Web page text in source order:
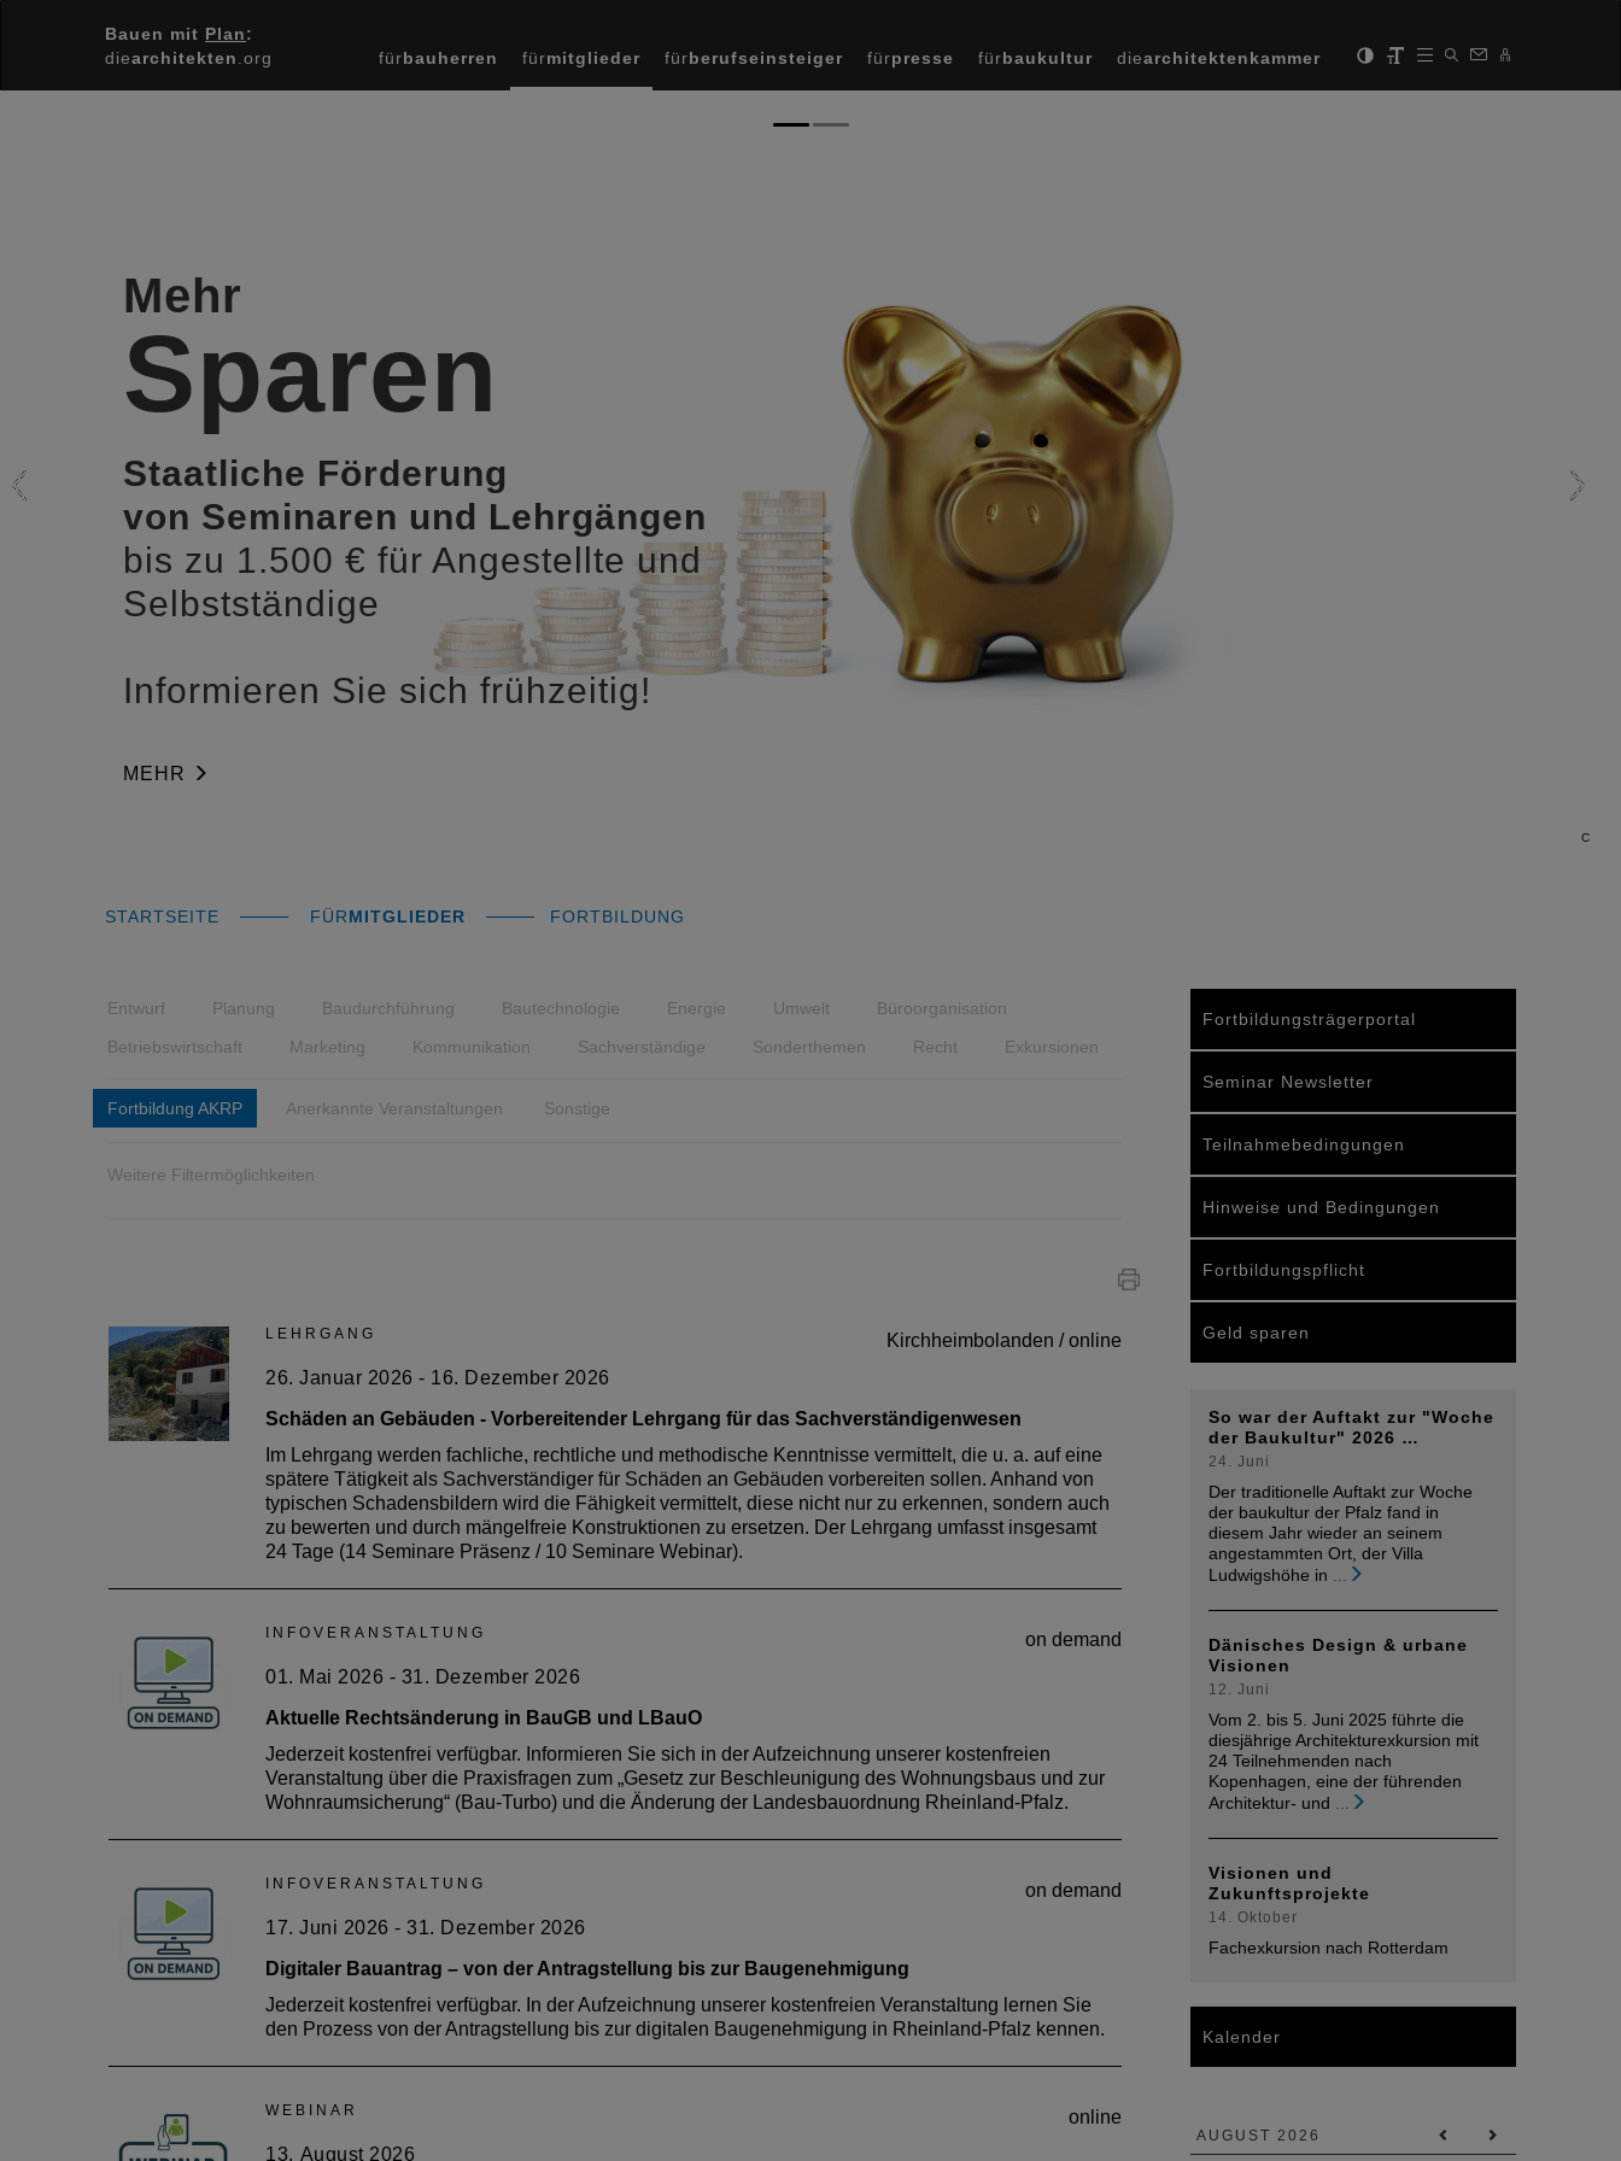
Bauen mit Plan:
diearchitekten .org fürbauherren fürmitglieder fürberufseinsteiger fürpresse fürbaukultur diearchitektenkammer
C
Mehr
Sparen
Staatliche Förderung
von Seminaren und Lehrgängen
bis zu 1.500 € für Angestellte und
Selbstständige
Informieren Sie sich frühzeitig!
MEHR
STARTSEITE FÜRMITGLIEDER FORTBILDUNG
Entwurf Planung Baudurchführung Bautechnologie Energie Umwelt
Büroorganisation
Betriebswirtschaft
Marketing Kommunikation Sachverständige Sonderthemen Recht Exkursionen
Fortbildung AKRP Anerkannte Veranstaltungen Sonstige
Weitere Filtermöglichkeiten
01. Januar 2026
on demand
E-Learning: Ganzheitliche Planung im Projekt
Tageslicht: Bedeutung & Wirkung Tageslichtplanung Energie Lüftung, Raumklimatisierung & Automatisierung von Fenstern
Fachgerechte Anschlüsse & Komponenten Grundlagen der Dachfensterplanung Zusammenfassung & Services Die
Veranstaltung ist von der Architektenkammer Rheinland-Pfalz als Fortbildung für ihre Mitglieder anerkannt.
01. Januar 2026
on demand
E-Learning: Anforderungen und Türlösungen für die Planung
Türplanung Brand- und Rauchschutz Schallschutz Barrierefreiheit Türfunktionen nach RAL Türelement-Komponenten
Türlösungen Gesundheitswesen Türlösungen Bildungswesen Einbau Die Veranstaltung ist von der Architektenkammer
Rheinland-Pfalz als Fortbildung für ihre Mitglieder anerkannt.
LEHRGANG
26. Januar 2026 - 16. Dezember 2026
Kirchheimbolanden / online
Schäden an Gebäuden - Vorbereitender Lehrgang für das Sachverständigenwesen
Im Lehrgang werden fachliche, rechtliche und methodische Kenntnisse vermittelt, die u. a. auf eine
spätere Tätigkeit als Sachverständiger für Schäden an Gebäuden vorbereiten sollen. Anhand von
typischen Schadensbildern wird die Fähigkeit vermittelt, diese nicht nur zu erkennen, sondern auch
zu bewerten und durch mängelfreie Konstruktionen zu ersetzen. Der Lehrgang umfasst insgesamt
24 Tage (14 Seminare Präsenz / 10 Seminare Webinar).
April 2026
Würzburg
E-Learning: Sicher im Objekt – Gebäudeentwässerung
Vollständiger Titel: E-Learning: Sicher im Objekt – Gebäudeentwässerung vom Dach bis in den Keller - Dachentwässerung
- Balkonentwässerung, Parkdeckentwässerung - Bodenabläufe und Rinnensysteme - Badentwässerung,
Küchenentwässerung - Fettabscheider - Abwasserhebeanlagen - Brandschutz in der Gebäudeentwässerung - Kellerschutz
INFOVERANSTALTUNG
01. Mai 2026 - 31. Dezember 2026
on demand
Aktuelle Rechtsänderung in BauGB und LBauO
Jederzeit kostenfrei verfügbar. Informieren Sie sich in der Aufzeichnung unserer kostenfreien
Veranstaltung über die Praxisfragen zum „Gesetz zur Beschleunigung des Wohnungsbaus und zur
Wohnraumsicherung“ (Bau-Turbo) und die Änderung der Landesbauordnung Rheinland-Pfalz.
INFOVERANSTALTUNG
17. Juni 2026 - 31. Dezember 2026
on demand
Digitaler Bauantrag – von der Antragstellung bis zur Baugenehmigung
Jederzeit kostenfrei verfügbar. In der Aufzeichnung unserer kostenfreien Veranstaltung lernen Sie
den Prozess von der Antragstellung bis zur digitalen Baugenehmigung in Rheinland-Pfalz kennen.
05. August 2026
Offenbach
06. August 2026
Online-Seminar
06. August 2026
Würzburg
BAUKULTUR
06. August 2026
Zentrum Baukultur
BAUKULTUR
06. August 2026
Zentrum Baukultur
BAUKULTUR
07. August 2026
Zentrum Baukultur
BAUKULTUR
07. August 2026
Zentrum Baukultur
10. August 2026
Würzburg
WEBINAR
13. August 2026
online
Fortbildungsträgerportal
Seminar Newsletter
Teilnahmebedingungen
Hinweise und Bedingungen
Fortbildungspflicht
Geld sparen
So war der Auftakt zur "Woche
der Baukultur" 2026 …
24. Juni
Der traditionelle Auftakt zur Woche
der baukultur der Pfalz fand in
diesem Jahr wieder an seinem
angestammten Ort, der Villa
Ludwigshöhe in
Dänisches Design & urbane
Visionen
12. Juni
Vom 2. bis 5. Juni 2025 führte die
diesjährige Architekturexkursion mit
24 Teilnehmenden nach
Kopenhagen, eine der führenden
Architektur- und
Visionen und
Zukunftsprojekte
14. Oktober
Fachexkursion nach Rotterdam
Kalender
AUGUST 2026